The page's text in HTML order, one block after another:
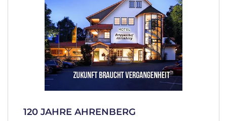
120 JAHRE AHRENBERG